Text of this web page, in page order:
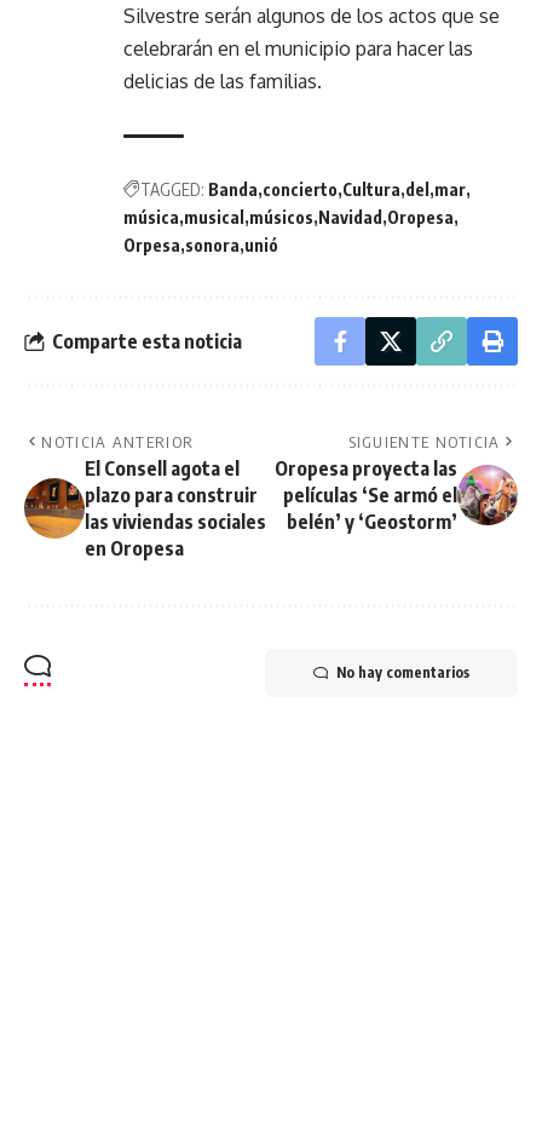
Silvestre serán algunos de los actos que se
celebrarán en el municipio para hacer las
delicias de las familias.
TAGGED: Banda concierto Cultura del mar
música musical músicos Navidad Oropesa
Orpesa sonora unió
Comparte esta noticia
NOTICIA ANTERIOR
El Consell agota el
plazo para construir
las viviendas sociales
en Oropesa
SIGUIENTE NOTICIA
Oropesa proyecta las
películas ‘Se armó el
belén’ y ‘Geostorm’
No hay comentarios